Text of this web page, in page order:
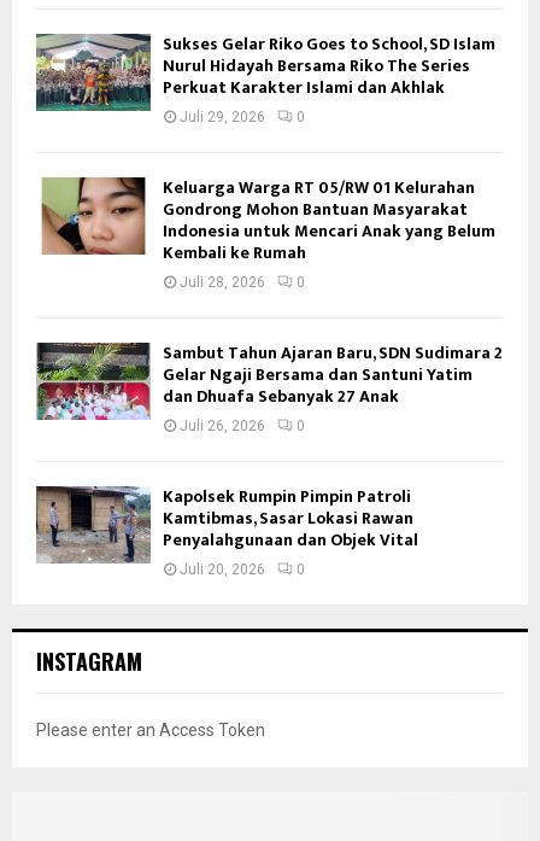
Sukses Gelar Riko Goes to School, SD Islam
Nurul Hidayah Bersama Riko The Series
Perkuat Karakter Islami dan Akhlak
Juli 29, 2026 0
Keluarga Warga RT 05/RW 01 Kelurahan
Gondrong Mohon Bantuan Masyarakat
Indonesia untuk Mencari Anak yang Belum
Kembali ke Rumah
Juli 28, 2026 0
Sambut Tahun Ajaran Baru, SDN Sudimara 2
Gelar Ngaji Bersama dan Santuni Yatim
dan Dhuafa Sebanyak 27 Anak
Juli 26, 2026 0
Kapolsek Rumpin Pimpin Patroli
Kamtibmas, Sasar Lokasi Rawan
Penyalahgunaan dan Objek Vital
Juli 20, 2026 0
INSTAGRAM
Please enter an Access Token